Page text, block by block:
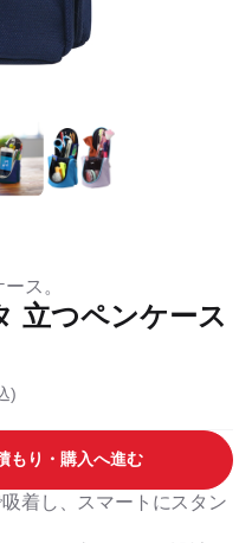
ス。
立つペンケース
)
着し、スマートにスタン
もり・購⼊へ進む